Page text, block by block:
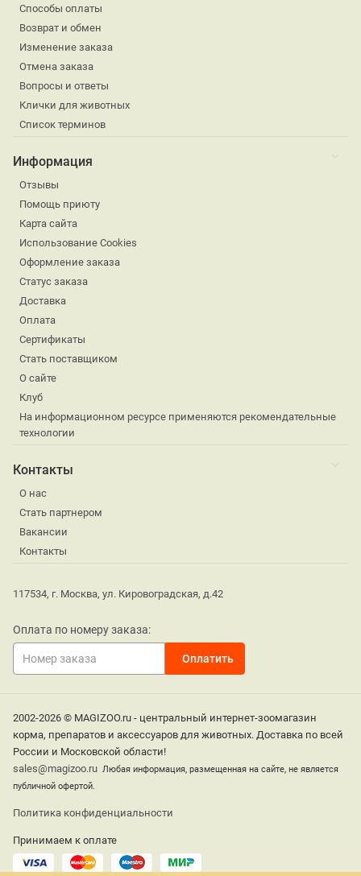
Способы оплаты
Возврат и обмен
Изменение заказа
Отмена заказа
Вопросы и ответы
Клички для животных
Список терминов
Информация
Отзывы
Помощь приюту
Карта сайта
Использование Cookies
Оформление заказа
Статус заказа
Доставка
Оплата
Сертификаты
Стать поставщиком
О сайте
Клуб
На информационном ресурсе применяются рекомендательные
технологии
Контакты
О нас
Стать партнером
Вакансии
Контакты
117534, г. Москва, ул. Кировоградская, д.42
Оплата по номеру заказа:
2002-2026 © MAGIZOO.ru - центральный интернет-зоомагазин
корма, препаратов и аксессуаров для животных. Доставка по всей
России и Московской области!
sales@magizoo.ru Любая информация, размещенная на сайте, не является
публичной офертой.
Политика конфиденциальности
Принимаем к оплате